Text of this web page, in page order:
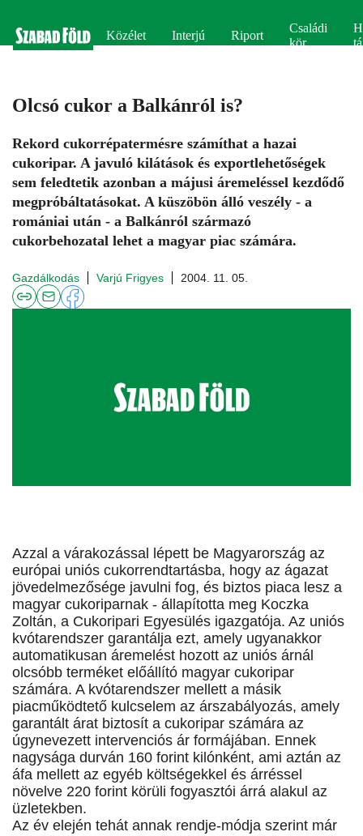
Közélet Interjú Riport
Családi
kör
Olcsó cukor a Balkánról is?
Rekord cukorrépatermésre számíthat a hazai
cukoripar. A javuló kilátások és exportlehetőségek
sem feledtetik azonban a májusi áremeléssel kezdődő
megpróbáltatásokat. A küszöbön álló veszély - a
romániai után - a Balkánról származó
cukorbehozatal lehet a magyar piac számára.
Gazdálkodás Varjú Frigyes 2004. 11. 05.
Azzal a várakozással lépett be Magyarország az
európai uniós cukorrendtartásba, hogy az ágazat
jövedelmezősége javulni fog, és biztos piaca lesz a
magyar cukoriparnak - állapította meg Koczka
Zoltán, a Cukoripari Egyesülés igazgatója. Az uniós
kvótarendszer garantálja ezt, amely ugyanakkor
automatikusan áremelést hozott az uniós árnál
olcsóbb terméket előállító magyar cukoripar
számára. A kvótarendszer mellett a másik
piacműködtető kulcselem az árszabályozás, amely
garantált árat biztosít a cukoripar számára az
úgynevezett intervenciós ár formájában. Ennek
nagysága durván 160 forint kilónként, ami aztán az
áfa mellett az egyéb költségekkel és árréssel
növelve 220 forint körüli fogyasztói árrá alakul az
üzletekben.
Az év elején tehát annak rendje-módja szerint már